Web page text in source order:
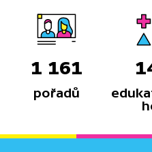
1 161
pořadů